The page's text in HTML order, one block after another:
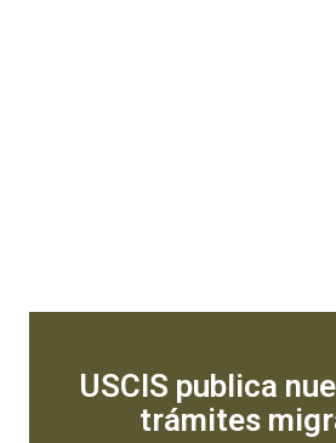
USCIS publica
trámites